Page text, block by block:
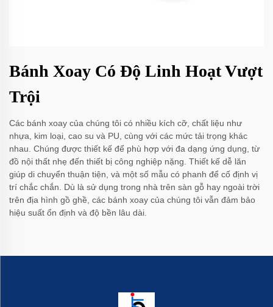
Bánh Xoay Có Độ Linh Hoạt Vượt
Trội
Các bánh xoay của chúng tôi có nhiều kích cỡ, chất liệu như
nhựa, kim loại, cao su và PU, cùng với các mức tải trọng khác
nhau. Chúng được thiết kế để phù hợp với đa dạng ứng dụng, từ
đồ nội thất nhẹ đến thiết bị công nghiệp nặng. Thiết kế dễ lăn
giúp di chuyển thuận tiện, và một số mẫu có phanh để cố định vị
trí chắc chắn. Dù là sử dụng trong nhà trên sàn gỗ hay ngoài trời
trên địa hình gồ ghề, các bánh xoay của chúng tôi vẫn đảm bảo
hiệu suất ổn định và độ bền lâu dài.